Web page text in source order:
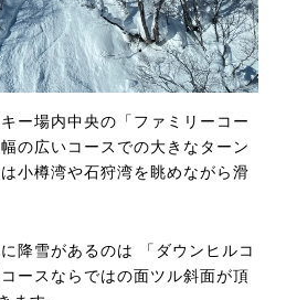
ー場内中央の「ファミリーコー
の広いコースでの大きなターン
小樽湾や石狩湾を眺めながら滑
降雪があるのは 「ダウンヒルコ
ースならではの面ツル斜面が頂